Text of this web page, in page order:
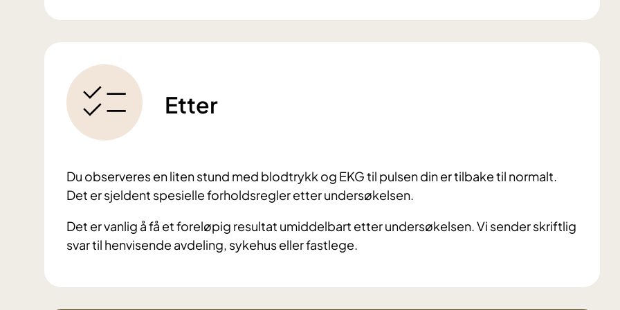
Etter
Du observeres en liten stund med blodtrykk og EKG til pulsen din er tilbake til normalt.
Det er sjeldent spesielle forholdsregler etter undersøkelsen.
Det er vanlig å få et foreløpig resultat umiddelbart etter undersøkelsen. Vi sender skriftlig
svar til henvisende avdeling, sykehus eller fastlege.